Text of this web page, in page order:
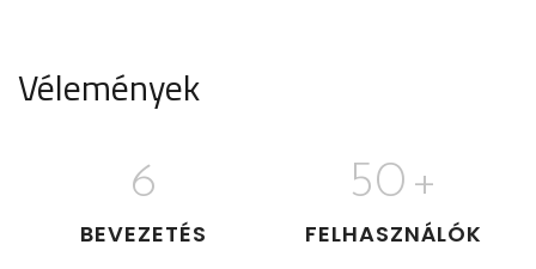
Vélemények
6
BEVEZETÉS
50 +
FELHASZNÁLÓK